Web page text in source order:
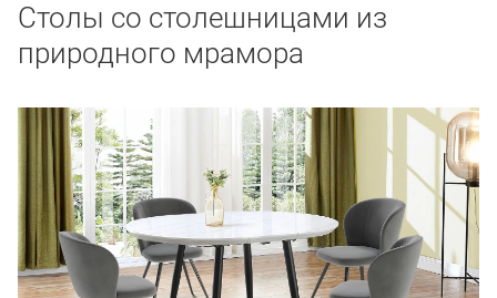
Столы со столешницами из
природного мрамора